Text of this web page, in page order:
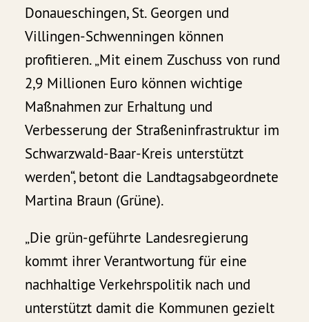
Donaueschingen, St. Georgen und
Villingen-Schwenningen können
profitieren. „Mit einem Zuschuss von rund
2,9 Millionen Euro können wichtige
Maßnahmen zur Erhaltung und
Verbesserung der Straßeninfrastruktur im
Schwarzwald-Baar-Kreis unterstützt
werden“, betont die Landtagsabgeordnete
Martina Braun (Grüne).
„Die grün-geführte Landesregierung
kommt ihrer Verantwortung für eine
nachhaltige Verkehrspolitik nach und
unterstützt damit die Kommunen gezielt